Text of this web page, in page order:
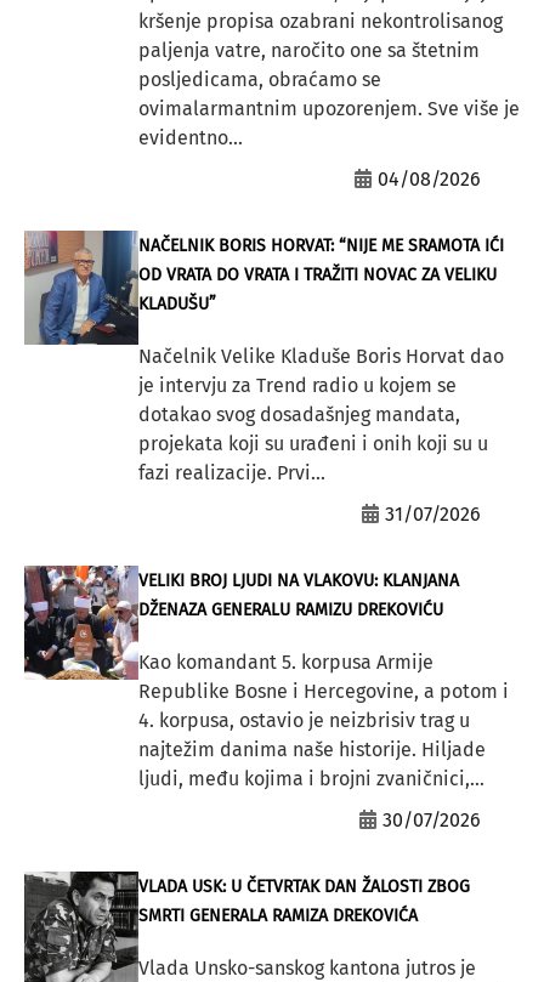
kršenje propisa ozabrani nekontrolisanog
paljenja vatre, naročito one sa štetnim
posljedicama, obraćamo se
ovimalarmantnim upozorenjem. Sve više je
evidentno...
04/08/2026
NAČELNIK BORIS HORVAT: “NIJE ME SRAMOTA IĆI
OD VRATA DO VRATA I TRAŽITI NOVAC ZA VELIKU
KLADUŠU”
Načelnik Velike Kladuše Boris Horvat dao
je intervju za Trend radio u kojem se
dotakao svog dosadašnjeg mandata,
projekata koji su urađeni i onih koji su u
fazi realizacije. Prvi...
31/07/2026
VELIKI BROJ LJUDI NA VLAKOVU: KLANJANA
DŽENAZA GENERALU RAMIZU DREKOVIĆU
Kao komandant 5. korpusa Armije
Republike Bosne i Hercegovine, a potom i
4. korpusa, ostavio je neizbrisiv trag u
najtežim danima naše historije. Hiljade
ljudi, među kojima i brojni zvaničnici,...
30/07/2026
VLADA USK: U ČETVRTAK DAN ŽALOSTI ZBOG
SMRTI GENERALA RAMIZA DREKOVIĆA
Vlada Unsko-sanskog kantona jutros je